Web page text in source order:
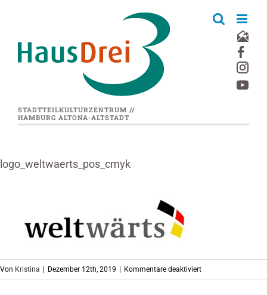
STADTTEILKULTURZENTRUM //
HAMBURG ALTONA-ALTSTADT
logo_weltwaerts_pos_cmyk
Von Kristina Dezember 12th, 2019 Kommentare deaktiviertfür